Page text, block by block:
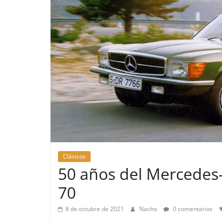
Clásicos
50 años del
70
8 de octubre de 2021 Nacho 0 comentarios
Pequeño
probamos
14 de febrero de